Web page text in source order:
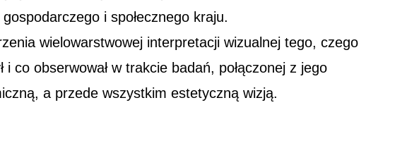
i społecznego kraju.
wielowarstwowej interpretacji wizualnej tego, czego
i co obserwował w trakcie badań, połączonej z jego
a przede wszystkim estetyczną wizją.